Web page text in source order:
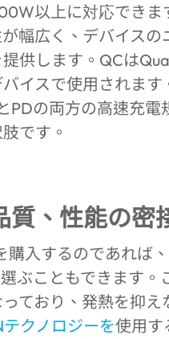
以上に対応でき
幅広く、デバイス
供します。QCは
イスで使用されま
PDの両方の高速充
です。
質、性能の密
購入するのであれば
ぶこともできます。
ており、発熱を抑
テクノロジーを使用す